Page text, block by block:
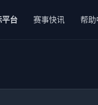
台 赛事快讯 帮助